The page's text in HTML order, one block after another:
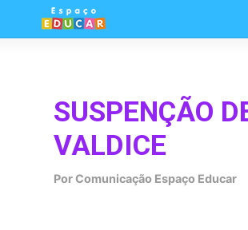
SUSPENÇÃO
VALDICE
Por Comunicação Espaço Educar